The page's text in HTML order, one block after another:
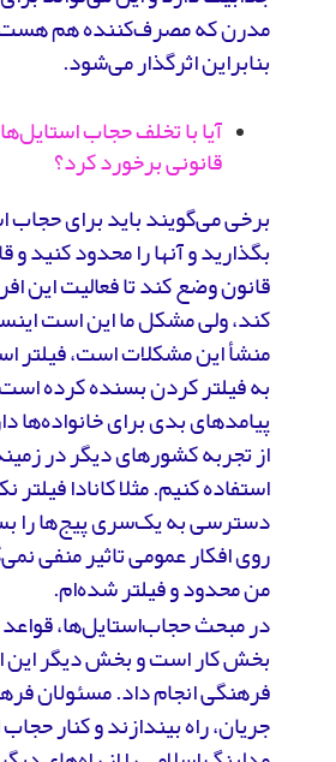
مدرن که مصرف‌کننده هم
بنابراین اثرگذار می‌شود.
آیا با تخلف حجاب
قانونی برخورد کرد؟
برخی می‌گویند باید برای حجاب
بگذارید و آنها را محدود کنید و
قانون وضع کند تا فعالیت این
کند، ولی مشکل ما این است
منشأ این مشکلات است، فیلتر
به فیلتر کردن بسنده کرده
پیامدهای بدی برای خانواده‌ها
از تجربه کشورهای دیگر در
استفاده کنیم. مثلا کانادا فیلتر
دسترسی به یک‌سری پیج‌ها را
روی افکار عمومی تاثیر منفی
من محدود و فیلتر شده‌ام.
در مبحث حجاب‌استایل‌ها،
بخش کار است و بخش دیگر این
فرهنگی انجام داد. مسئولان
جریان، راه بیندازند و کنار